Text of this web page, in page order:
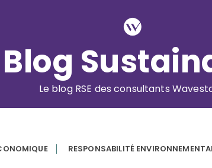
Blog
Le blog RSE des consultants
RESPONSABILITÉ